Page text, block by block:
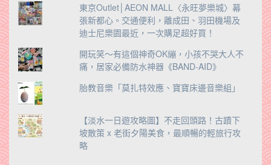
東京Outlet│AEON MALL〈永旺夢樂城〉幕
張新都心。交通便利，離成田、羽田機場及
迪士尼樂園最近，一次購足超好買！
開玩笑～有這個神奇OK繃，小孩不哭大人不
痛，居家必備防水神器《BAND-AID》
胎教音樂「莫扎特效應、寶寶床邊音樂組」
【淡水一日遊攻略圖】不走回頭路！古蹟下
坡散策 x 老街夕陽美食，最順暢的輕旅行攻
略